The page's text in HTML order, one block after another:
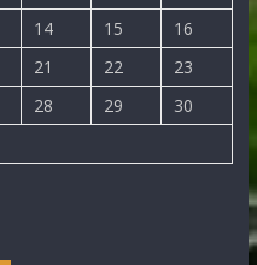
14 15
16
21 22
23
28 29
30